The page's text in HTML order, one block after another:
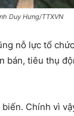
Duy Hưng/TTXVN
nỗ lực tổ
bán, tiêu thụ
Chính vì